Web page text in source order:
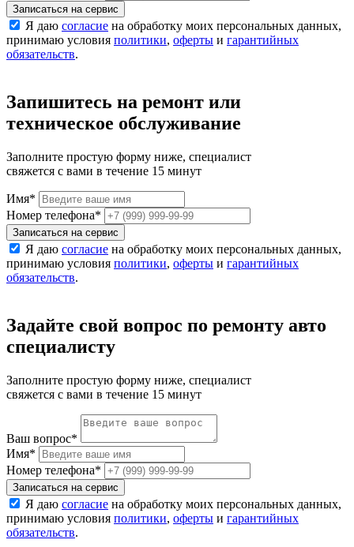
Записаться на сервис
Я даю согласие на обработку моих персональных данных,
принимаю условия политики, оферты и гарантийных
обязательств.
Запишитесь на ремонт или
техническое обслуживание
Заполните простую форму ниже, специалист
свяжется с вами в течение 15 минут
Имя*
Номер телефона*
Записаться на сервис
Я даю согласие на обработку моих персональных данных,
принимаю условия политики, оферты и гарантийных
обязательств.
Задайте свой вопрос по ремонту авто
специалисту
Заполните простую форму ниже, специалист
свяжется с вами в течение 15 минут
Ваш вопрос*
Имя*
Номер телефона*
Записаться на сервис
Я даю согласие на обработку моих персональных данных,
принимаю условия политики, оферты и гарантийных
обязательств.